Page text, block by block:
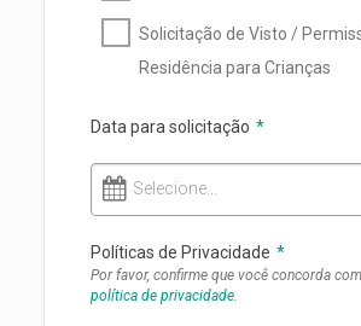
Solicitação de Visto /
Residência para Crianças
Data para solicitação *
Selecione...
Políticas de Privacidade *
Por favor, confirme que você concorda
política de privacidade.